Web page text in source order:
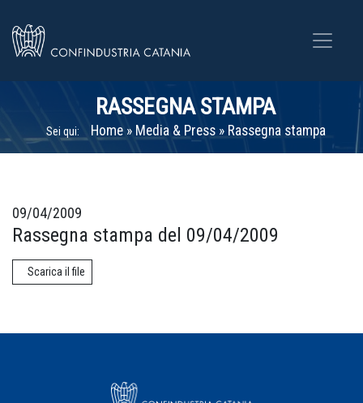
RASSEGNA STAMPA
Sei qui: Home» Media & Press» Rassegna stampa
09/04/2009
Rassegna stampa del 09/04/2009
Scarica il file